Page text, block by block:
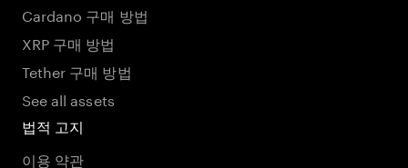
Cardano 구매 방법
XRP 구매 방법
Tether 구매 방법
See all assets
법적 고지
이용 약관